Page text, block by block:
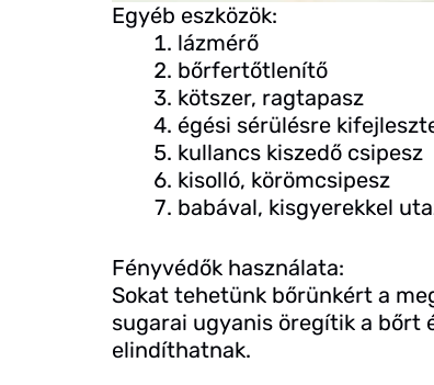
Egyéb eszközök:
lázmérő
bőrfertőtlenítő
kötszer, ragtapasz
égési sérülésre
kullancs kiszedő csipesz
kisolló, körömcsipesz
babával, kisgyerekkel
Fényvédők használata:
Sokat tehetünk bőrünkért a
sugarai ugyanis öregítik a bőrt
elindíthatnak.